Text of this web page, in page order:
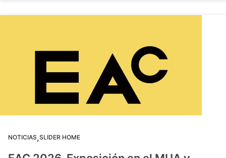
NOTICIAS,SLIDER HOME